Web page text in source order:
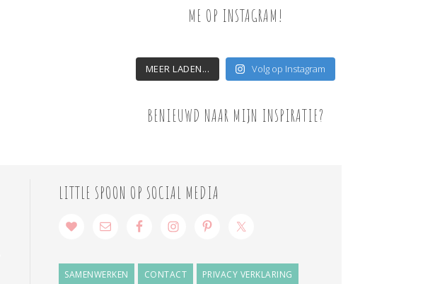
ME OP INSTAGRAM!
MEER LADEN... Volg op Instagram
BENIEUWD NAAR MIJN INSPIRATIE?
LITTLE SPOON OP SOCIAL MEDIA
SAMENWERKEN CONTACT PRIVACY VERKLARING